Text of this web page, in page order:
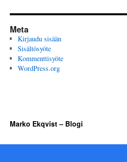
Meta
Kirjaudu sisään
Sisältösyöte
Kommenttisyöte
WordPress.org
Marko Ekqvist – Blogi